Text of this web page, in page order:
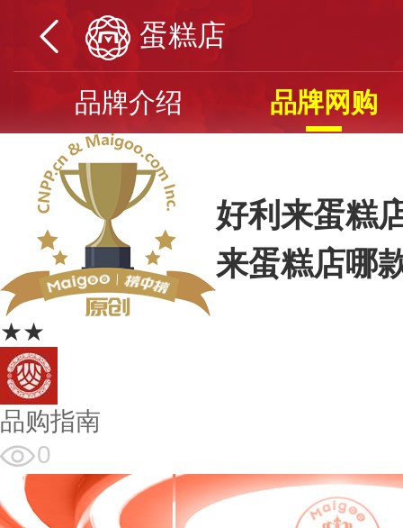
蛋糕店
品牌介绍 品牌网购
★★
好利来蛋糕
来蛋糕店哪
品购指南
0